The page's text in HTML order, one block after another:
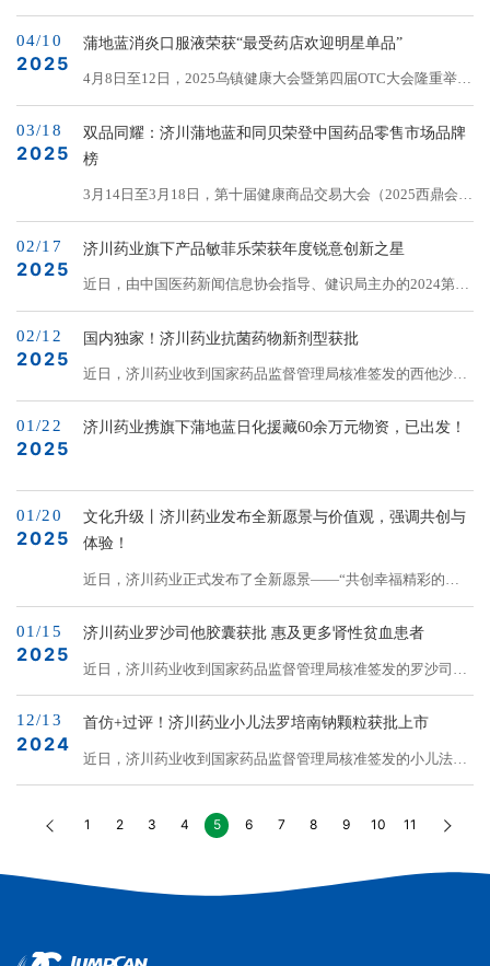
1.1类儿童专用药。&n...
级智能工厂”名单。济川药业集团有限公司凭借“基于全生命周
期可靠追溯的中药口服液智能工厂”项目成功入选。这一荣誉
标志着济川药业在智能制造场景建设领域的卓越实践，展现了
04/10
2025
蒲地蓝消炎口服液荣获“最受药店欢迎明星单品”
4月8日至12日，2025乌镇健康大会暨第四届OTC大会隆重举
行，大会期间颁发行业多项权威荣誉，蒲地蓝消炎口服液凭借
良好的产品品质与广泛的市场认可度，荣获“西湖奖·最受药店
欢迎的明星单品”，彰显了蒲地蓝消炎口服液在零售终端及医
疗领域的价值。大会围绕医药创新、数智化转型、中医药发
03/18
2025
双品同耀：济川蒲地蓝和同贝荣登中国药品零售市场品牌
榜
3月14日至3月18日，第十届健康商品交易大会（2025西鼎会）
在浙江湖州隆重召开。本次大会汇聚了数万名行业人士，共同
见证了多个权威奖项的揭晓。其中，蒲地蓝消炎口服液、小儿
豉翘清热颗粒（同贝）双双荣登“2024-2025年度中国药品零售
02/17
2025
济川药业旗下产品敏菲乐荣获年度锐意创新之星
近日，由中国医药新闻信息协会指导、健识局主办的2024第五
届论健·年度星榜发布。济川药业获批的国内首个盐酸非索非那
定干混悬剂（敏菲乐）荣登年度锐意创新之星榜单，创新价值
赢得高度认可。年度锐意创新之星从2024年度创新研发的医药
突破，在提升用户体验、保障患者生命安全方面取得显著进
02/12
2025
国内独家！济川药业抗菌药物新剂型获批
近日，济川药业收到国家药品监督管理局核准签发的西他沙星
颗粒《药品注册证书》。截至目前，西他沙星颗粒为济川药业
获批的国内首仿、独家剂型产品，将为广大患者提供新的治疗
革兰氏阳性菌及革兰氏阴性菌、非典型细菌具有广泛的抗菌
谱。济川药业获批的西他沙星颗粒注册分类为化学药品3类，
通过仿制...
01/22
2025
济川药业携旗下蒲地蓝日化援藏60余万元物资，已出发！
01/20
2025
文化升级丨济川药业发布全新愿景与价值观，强调共创与
体验！
近日，济川药业正式发布了全新愿景——“共创幸福精彩的生
命体验”，并同步更新了六大价值观及其对应的行为。此次升
级进一步明确了公司未来的发展方向，也为全体员工提供了相
&rdquo...
01/15
2025
济川药业罗沙司他胶囊获批 惠及更多肾性贫血患者
近日，济川药业收到国家药品监督管理局核准签发的罗沙司他
胶囊（20mg和50mg）两规格《药品注册证书》，标志着罗沙
司他胶囊（盛雪康）已视同通过仿制药质量和疗效一致性评
者最常见的临床表现之一，背后有着复杂的病理生理学成因，
12/13
2024
首仿+过评！济川药业小儿法罗培南钠颗粒获批上市
近日，济川药业收到国家药品监督管理局核准签发的小儿法罗
培南钠颗粒《药品注册证书》（证书编号：2024S30138），成
为国内首家获批小儿法罗培南钠颗粒的药企。产品上市后将造
福更多患儿，进一步满足儿童差异化用药需求，提升我司优势
环为基本骨架的口服儿童抗生素，全身用抗细菌药。通过抑制
1 2 3 4 5 6 7 8 9 10 11